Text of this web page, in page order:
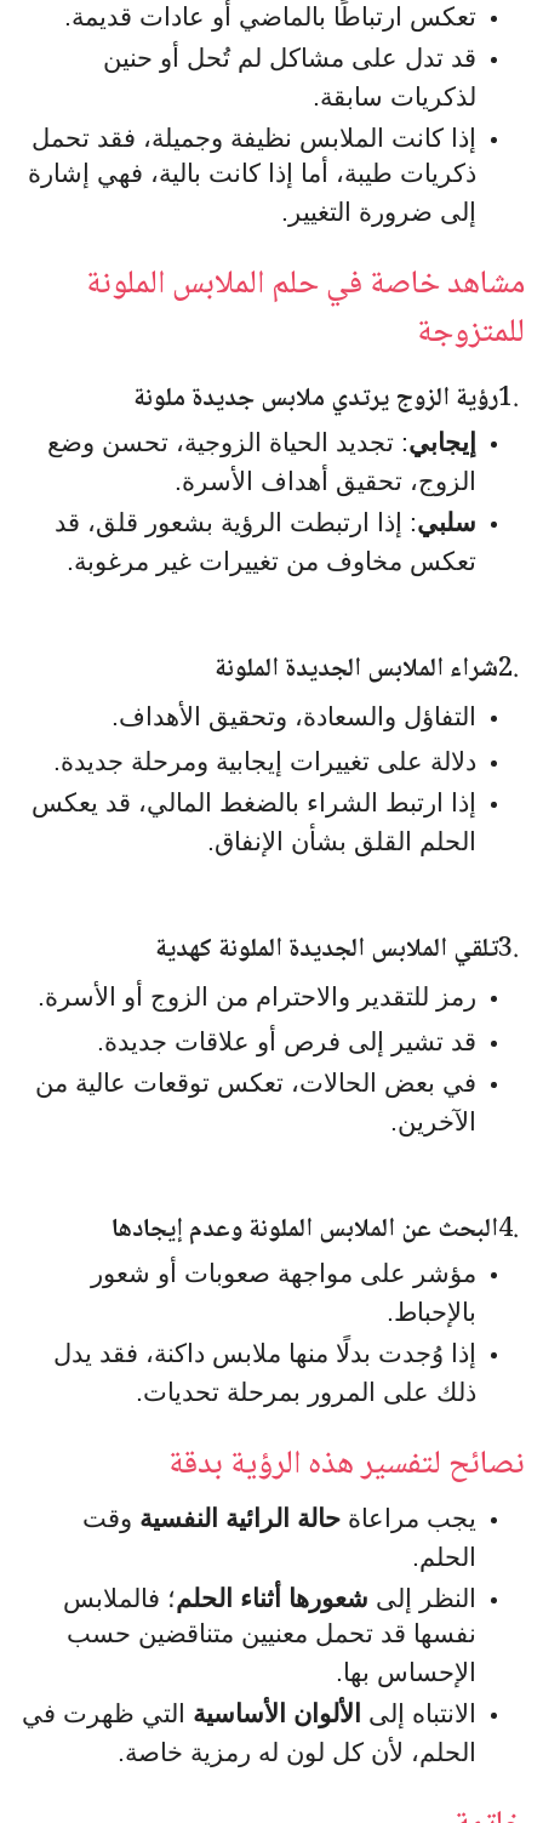
تعكس ارتباطًا بالماضي أو عادات قديمة.
قد تدل على مشاكل لم تُحل أو حنين
لذكريات سابقة.
إذا كانت الملابس نظيفة وجميلة، فقد تحمل
ذكريات طيبة، أما إذا كانت بالية، فهي إشارة
إلى ضرورة التغيير.
مشاهد خاصة في حلم الملابس الملونة
للمتزوجة
1.رؤية الزوج يرتدي ملابس جديدة ملونة
إيجابي: تجديد الحياة الزوجية، تحسن وضع
الزوج، تحقيق أهداف الأسرة.
سلبي: إذا ارتبطت الرؤية بشعور قلق، قد
تعكس مخاوف من تغييرات غير مرغوبة.
2.شراء الملابس الجديدة الملونة
التفاؤل والسعادة، وتحقيق الأهداف.
دلالة على تغييرات إيجابية ومرحلة جديدة.
إذا ارتبط الشراء بالضغط المالي، قد يعكس
الحلم القلق بشأن الإنفاق.
3.تلقي الملابس الجديدة الملونة كهدية
رمز للتقدير والاحترام من الزوج أو الأسرة.
قد تشير إلى فرص أو علاقات جديدة.
في بعض الحالات، تعكس توقعات عالية من
الآخرين.
4.البحث عن الملابس الملونة وعدم إيجادها
مؤشر على مواجهة صعوبات أو شعور
بالإحباط.
إذا وُجدت بدلًا منها ملابس داكنة، فقد يدل
ذلك على المرور بمرحلة تحديات.
نصائح لتفسير هذه الرؤية بدقة
يجب مراعاة حالة الرائية النفسية وقت
الحلم.
النظر إلى شعورها أثناء الحلم؛ فالملابس
نفسها قد تحمل معنيين متناقضين حسب
الإحساس بها.
الانتباه إلى الألوان الأساسية التي ظهرت في
الحلم، لأن كل لون له رمزية خاصة.